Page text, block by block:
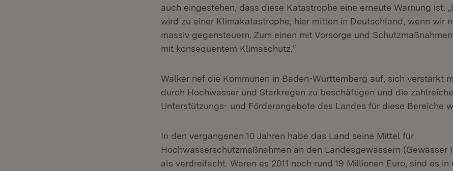
auch eingestehen, dass diese Katastrophe eine erneute Warnung ist:
wird zu einer Klimakatastrophe, hier mitten in Deutschland, wenn wir
massiv gegensteuern. Zum einen mit Vorsorge und
mit konsequentem Klimaschutz.“
Walker rief die Kommunen in Baden-Württemberg auf, sich verstärkt
durch Hochwasser und Starkregen zu beschäftigen und die
Unterstützungs- und Förderangebote des Landes für diese Bereiche
In den vergangenen 10 Jahren habe das Land seine Mittel für
Hochwasserschutzmaßnahmen an den Landesgewässern (Gewässer
als verdreifacht. Waren es 2011 noch rund 19 Millionen Euro, sind es